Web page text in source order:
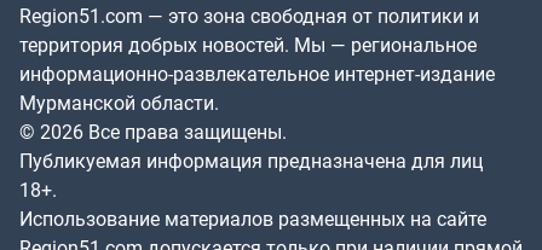
Region51.com — это зона свободная от политики и
территория добрых новостей. Мы — региональное
информационно-развлекательное интернет-издание
Мурманской области.
© 2026 Все права защищены.
Публикуемая информация предназначена для лиц
18+.
Использование материалов размещенных на сайте